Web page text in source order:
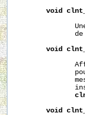
void
void
void